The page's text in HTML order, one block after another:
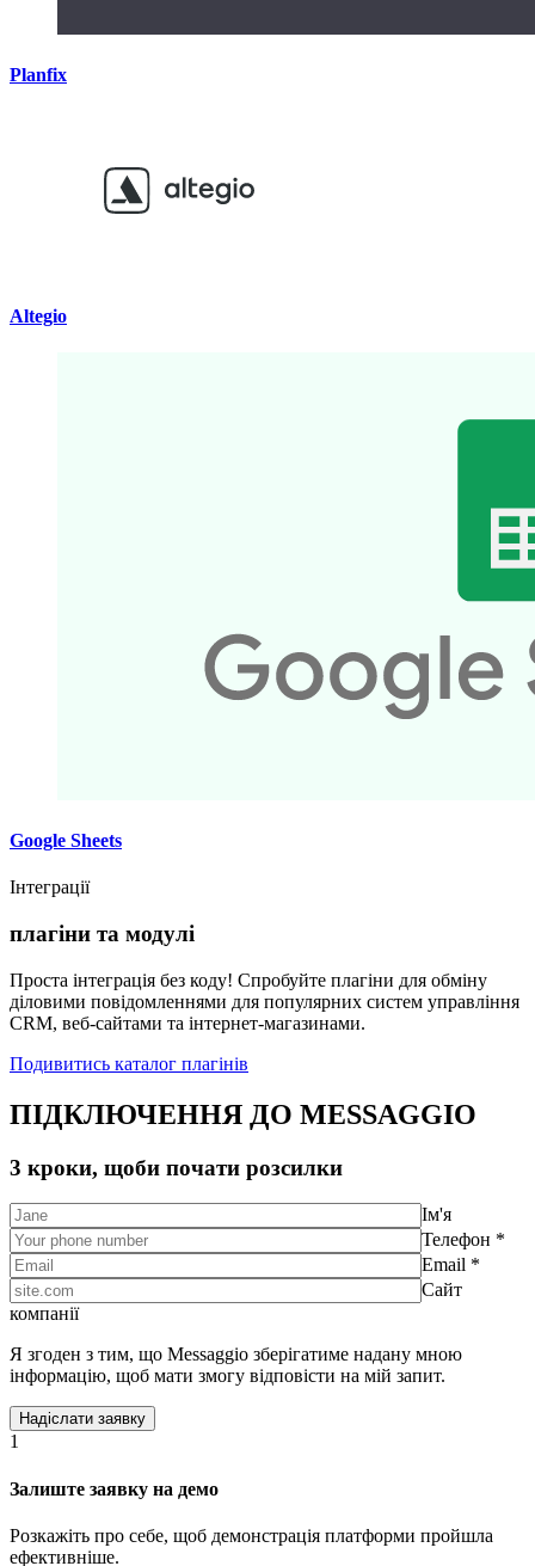
Planfix
Altegio
Google Sheets
Інтеграції
плагіни та модулі
Проста інтеграція без коду! Спробуйте плагіни для обміну
діловими повідомленнями для популярних систем управління
CRM, веб-сайтами та інтернет-магазинами.
Подивитись каталог плагінів
ПІДКЛЮЧЕННЯ ДО MESSAGGIO
3 кроки, щоби почати розсилки
Ім'я
Телефон *
Email *
Сайт
компанії
Я згоден з тим, що Messaggio зберігатиме надану мною
інформацію, щоб мати змогу відповісти на мій запит.
1
Залиште заявку на демо
Розкажіть про себе, щоб демонстрація платформи пройшла
ефективніше.